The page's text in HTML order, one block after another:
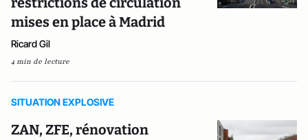
mises en place à Madrid
Ricard Gil
4 min de lecture
SITUATION EXPLOSIVE
ZAN, ZFE, rénovation